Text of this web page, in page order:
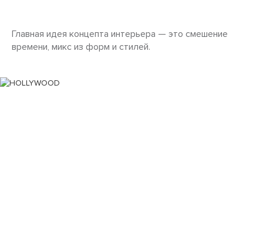
Главная идея концепта интерьера — это смешение
времени, микс из форм и стилей.